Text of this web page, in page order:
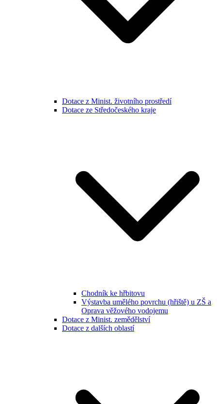
Dotace z Minist. životního prostředí
Dotace ze Středočeského kraje
Chodník ke hřbitovu
Výstavba umělého povrchu (hřiště) u ZŠ a
Oprava věžového vodojemu
Dotace z Minist. zemědělství
Dotace z dalších oblastí